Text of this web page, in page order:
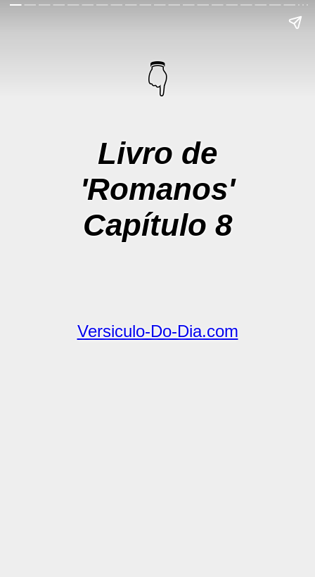
👇
Livro de
'Romanos'
Capítulo 8
Versiculo-Do-Dia.com